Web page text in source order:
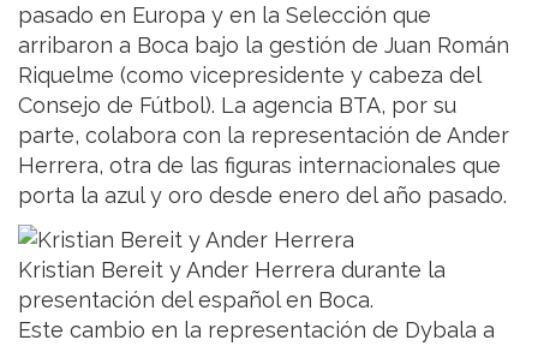
pasado en Europa y en la Selección que
arribaron a Boca bajo la gestión de Juan Román
Riquelme (como vicepresidente y cabeza del
Consejo de Fútbol). La agencia BTA, por su
parte, colabora con la representación de Ander
Herrera, otra de las figuras internacionales que
porta la azul y oro desde enero del año pasado.
Kristian Bereit y Ander Herrera durante la
presentación del español en Boca.
Este cambio en la representación de Dybala a